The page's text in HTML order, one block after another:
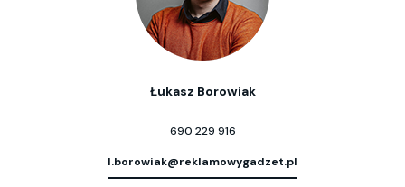
Łukasz Borowiak
690 229 916
l.borowiak@reklamowygadzet.pl